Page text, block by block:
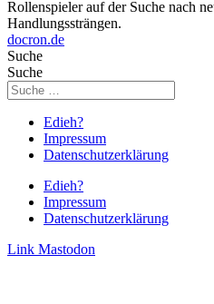
Rollenspieler auf der Suche nach
Handlungssträngen.
docron.de
Suche
Suche
Edieh?
Impressum
Datenschutzerklärung
Edieh?
Impressum
Datenschutzerklärung
Link Mastodon